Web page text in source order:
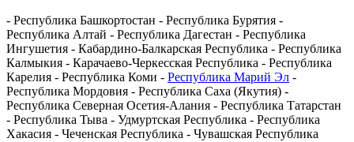
- Республика Башкортостан - Республика Бурятия -
Республика Алтай - Республика Дагестан - Республика
Ингушетия - Кабардино-Балкарская Республика - Республика
Калмыкия - Карачаево-Черкесская Республика - Республика
Карелия - Республика Коми - Республика Марий Эл -
Республика Мордовия - Республика Саха (Якутия) -
Республика Северная Осетия-Алания - Республика Татарстан
- Республика Тыва - Удмуртская Республика - Республика
Хакасия - Чеченская Республика - Чувашская Республика